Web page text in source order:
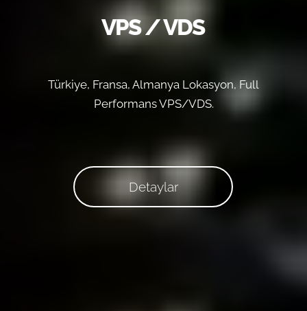
VPS / VDS
Türkiye, Fransa, Almanya Lokasyon, Full
Performans VPS/VDS.
Detaylar